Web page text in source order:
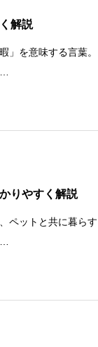
解説
」を意味する言葉。
りやすく解説
ペットと共に暮らす